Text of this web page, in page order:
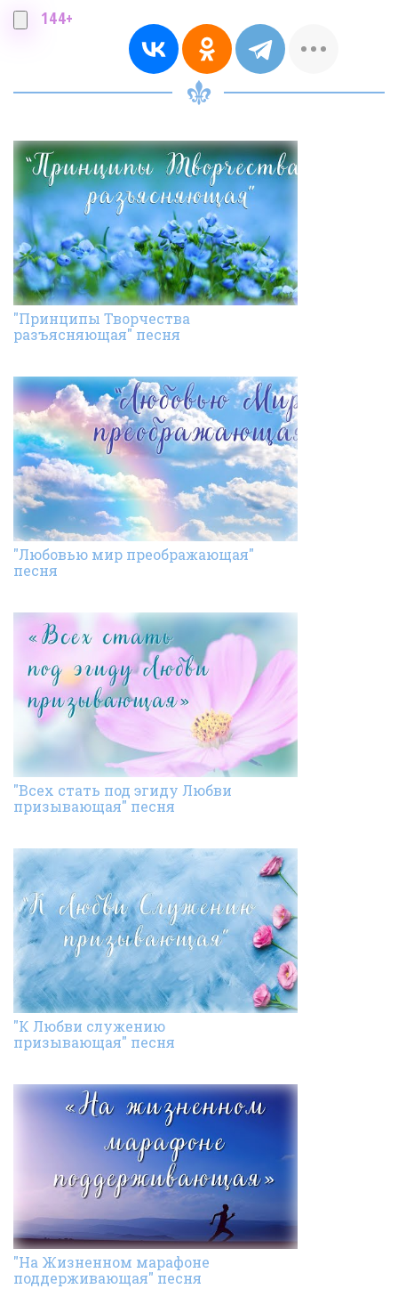
144+
"Принципы Творчества
разъясняющая" песня
"Любовью мир преображающая"
песня
"Всех стать под эгиду Любви
призывающая" песня
"К Любви служению
призывающая" песня
"На Жизненном марафоне
поддерживающая" песня